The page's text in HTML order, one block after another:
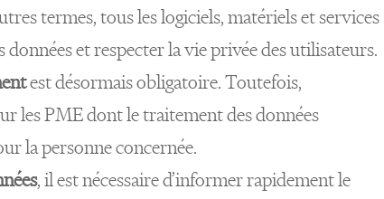
termes, tous les logiciels, matériels et services
et respecter la vie privée des utilisateurs.
est désormais obligatoire. Toutefois,
les PME dont le traitement des données
la personne concernée.
, il est nécessaire d’informer rapidement le